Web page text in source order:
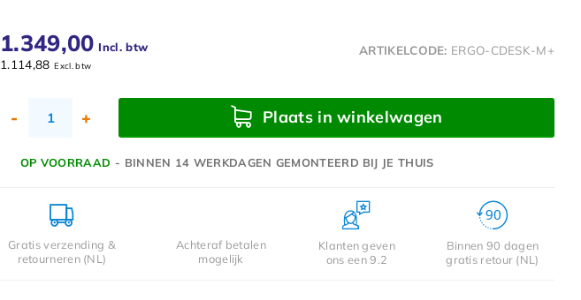
1.349,00 Incl. btw
1.114,88 Excl. btw
ARTIKELCODE: ERGO-CDESK-M+
- + Plaats in winkelwagen
OP VOORRAAD - BINNEN 14 WERKDAGEN GEMONTEERD BIJ JE THUIS
Gratis verzending &
retourneren (NL)
Achteraf betalen
mogelijk
Klanten geven
ons een 9.2
Binnen 90 dagen
gratis retour (NL)